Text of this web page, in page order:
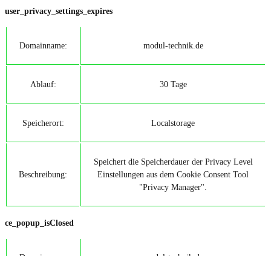
user_privacy_settings_expires
Domainname: modul-technik.de
Ablauf: 30 Tage
Speicherort: Localstorage
Beschreibung:
Speichert die Speicherdauer der Privacy Level
Einstellungen aus dem Cookie Consent Tool
"Privacy Manager".
ce_popup_isClosed